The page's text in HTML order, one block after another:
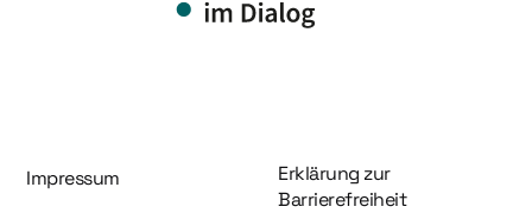
Information und Service
Impressum
Erklärung zur
Barrierefreiheit